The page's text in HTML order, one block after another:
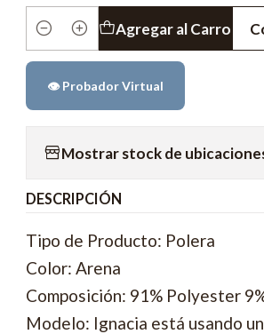
Cantidad
Agregar al Carro
👁️ Probador Virtual
Mostrar stock de
DESCRIPCIÓN
Tipo de Producto: Polera
Color: Arena
Composición: 91% Polyester
Modelo: Ignacia está usando